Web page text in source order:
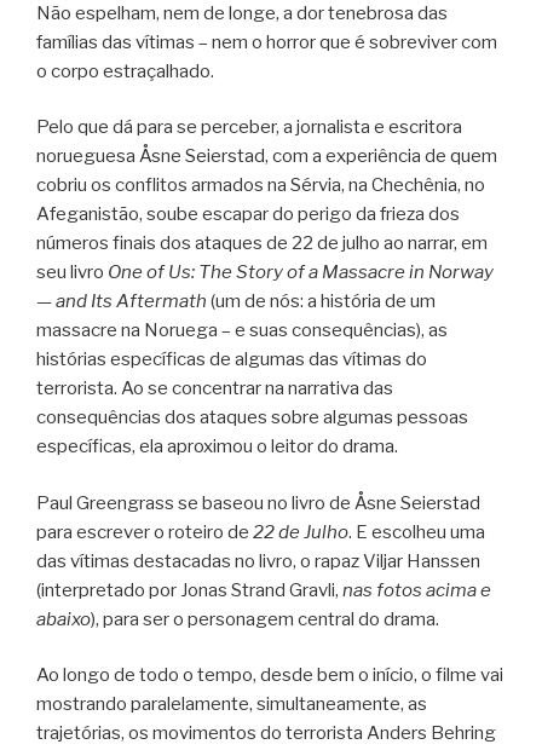
Não espelham, nem de longe, a dor tenebrosa das
famílias das vítimas – nem o horror que é sobreviver com
o corpo estraçalhado.
Pelo que dá para se perceber, a jornalista e escritora
norueguesa Åsne Seierstad, com a experiência de quem
cobriu os conflitos armados na Sérvia, na Chechênia, no
Afeganistão, soube escapar do perigo da frieza dos
números finais dos ataques de 22 de julho ao narrar, em
seu livro One of Us: The Story of a Massacre in Norway
— and Its Aftermath (um de nós: a história de um
massacre na Noruega – e suas consequências), as
histórias específicas de algumas das vítimas do
terrorista. Ao se concentrar na narrativa das
consequências dos ataques sobre algumas pessoas
específicas, ela aproximou o leitor do drama.
Paul Greengrass se baseou no livro de Åsne Seierstad
para escrever o roteiro de 22 de Julho. E escolheu uma
das vítimas destacadas no livro, o rapaz Viljar Hanssen
(interpretado por Jonas Strand Gravli, nas fotos acima e
abaixo), para ser o personagem central do drama.
Ao longo de todo o tempo, desde bem o início, o filme vai
mostrando paralelamente, simultaneamente, as
trajetórias, os movimentos do terrorista Anders Behring